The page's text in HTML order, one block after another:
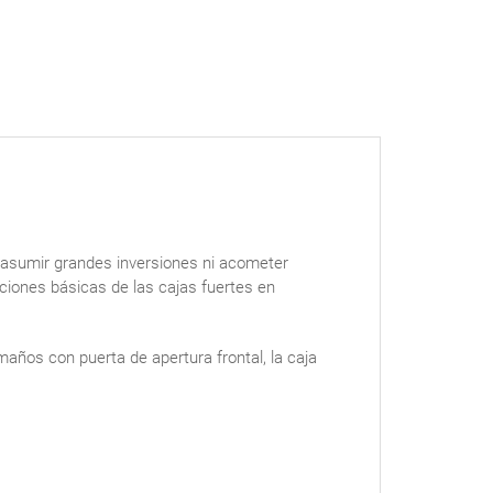
grandes inversiones ni acometer
básicas de las cajas fuertes en
con puerta de apertura frontal, la caja